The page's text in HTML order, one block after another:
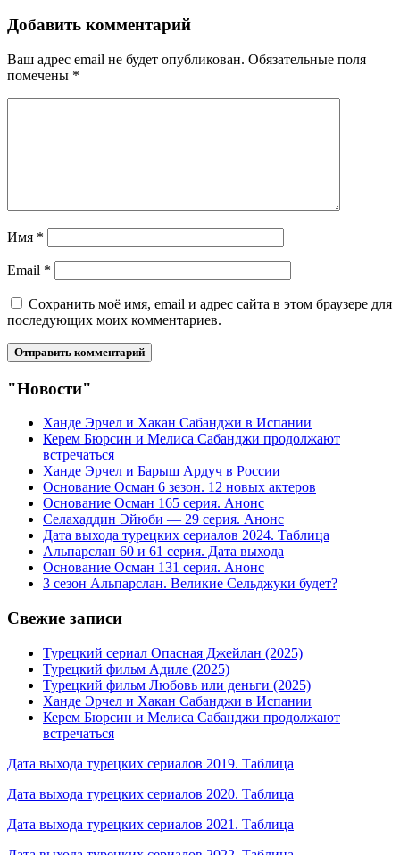
Добавить комментарий
Ваш адрес email не будет опубликован. Обязательные поля
помечены *
Имя *
Email *
Сохранить моё имя, email и адрес сайта в этом браузере для
последующих моих комментариев.
"Новости"
Ханде Эрчел и Хакан Сабанджи в Испании
Керем Бюрсин и Мелиса Сабанджи продолжают
встречаться
Ханде Эрчел и Барыш Ардуч в России
Основание Осман 6 зезон. 12 новых актеров
Основание Осман 165 серия. Анонс
Селахаддин Эйюби — 29 серия. Анонс
Дата выхода турецких сериалов 2024. Таблица
Альпарслан 60 и 61 серия. Дата выхода
Основание Осман 131 серия. Анонс
3 сезон Альпарслан. Великие Сельджуки будет?
Свежие записи
Турецкий сериал Опасная Джейлан (2025)
Турецкий фильм Адиле (2025)
Турецкий фильм Любовь или деньги (2025)
Ханде Эрчел и Хакан Сабанджи в Испании
Керем Бюрсин и Мелиса Сабанджи продолжают
встречаться
Дата выхода турецких сериалов 2019. Таблица
Дата выхода турецких сериалов 2020. Таблица
Дата выхода турецких сериалов 2021. Таблица